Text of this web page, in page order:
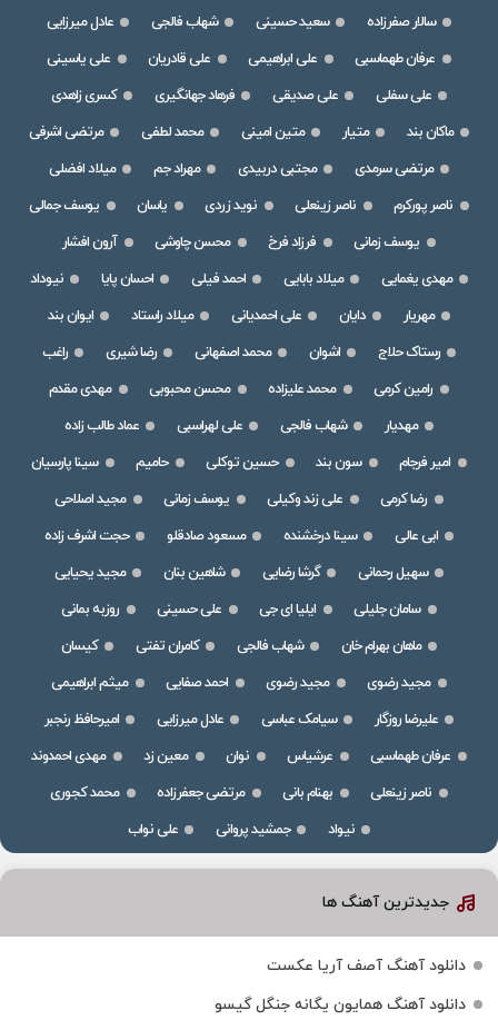
سالار صفرزاده سعید حسینی شهاب فالجی
عادل میرزایی
عرفان طهماسبی
علی ابراهیمی علی قادریان
علی یاسینی
علی سفلی
علی صدیقی فرهاد جهانگیری
کسری زاهدی
ماکان بند
متیار متین امینی محمد لطفی
مرتضی اشرفی
مرتضی سرمدی
مجتبی دربیدی مهراد جم
میلاد افضلی
ناصر پورکرم
ناصر زینعلی نوید زردی یاسان
یوسف جمالی
یوسف زمانی
فرزاد فرخ محسن چاوشی
آرون افشار
مهدی یغمایی
میلاد بابایی احمد فیلی احسان پایا
نیوداد
مهریار
دایان علی احمدیانی میلاد راستاد
ایوان بند
رستاک حلاج
اشوان محمد اصفهانی رضا شیری
راغب
رامین کرمی
محمد علیزاده محسن محبوبی
مهدی مقدم
مهدیار
شهاب فالجی علی لهراسبی
عماد طالب زاده
امیر فرجام
سون بند حسین توکلی حامیم
سینا پارسیان
رضا کرمی
علی زند وکیلی یوسف زمانی
مجید اصلاحی
ابی عالی
سینا درخشنده مسعود صادقلو
حجت اشرف زاده
سهیل رحمانی
گرشا رضایی شاهین بنان
مجید یحیایی
سامان جلیلی
ایلیا ای جی علی حسینی
روزبه بمانی
ماهان بهرام خان
شهاب فالجی کامران تفتی
کیسان
مجید رضوی
مجید رضوی احمد صفایی
میثم ابراهیمی
علیرضا روزگار
سیامک عباسی عادل میرزایی
امیرحافظ رنجبر
عرفان طهماسبی
عرشیاس نوان معین زد
مهدی احمدوند
ناصر زینعلی
بهنام بانی مرتضی جعفرزاده
محمد کجوری
نیواد
جمشید پروانی علی نواب
جدیدترین آهنگ ها
دانلود آهنگ آصف آریا عکست
دانلود آهنگ همایون یگانه جنگل گیسو